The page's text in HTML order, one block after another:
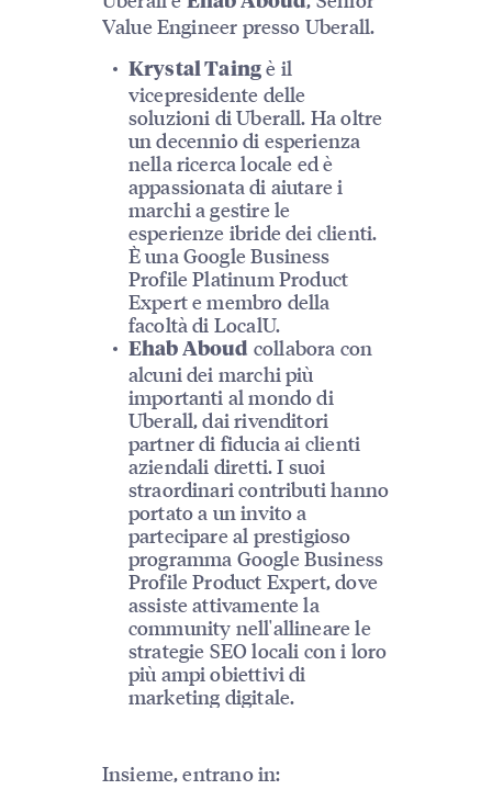
Value Engineer presso Uberall.
Krystal Taing è il
vicepresidente delle
soluzioni di Uberall. Ha oltre
un decennio di esperienza
nella ricerca locale ed è
appassionata di aiutare i
marchi a gestire le
esperienze ibride dei clienti.
È una Google Business
Profile Platinum Product
Expert e membro della
facoltà di LocalU.
Ehab Aboud collabora con
alcuni dei marchi più
importanti al mondo di
Uberall, dai rivenditori
partner di fiducia ai clienti
aziendali diretti. I suoi
straordinari contributi hanno
portato a un invito a
partecipare al prestigioso
programma Google Business
Profile Product Expert, dove
assiste attivamente la
community nell'allineare le
strategie SEO locali con i loro
più ampi obiettivi di
marketing digitale.
Insieme, entrano in: